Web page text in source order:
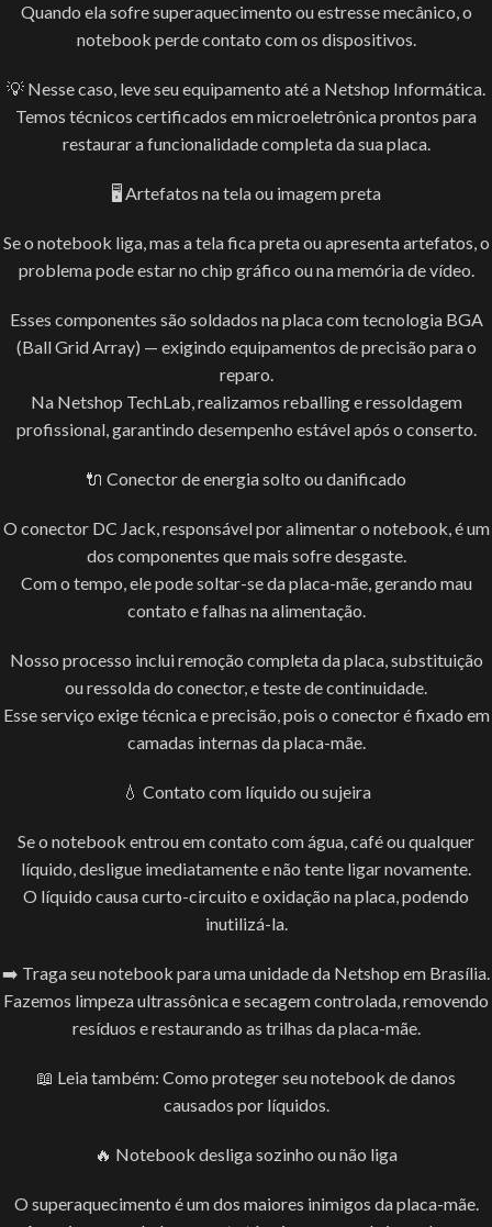
Quando ela sofre superaquecimento ou estresse mecânico, o
notebook perde contato com os dispositivos.
💡 Nesse caso, leve seu equipamento até a Netshop Informática.
Temos técnicos certificados em microeletrônica prontos para
restaurar a funcionalidade completa da sua placa.
🖥️ Artefatos na tela ou imagem preta
Se o notebook liga, mas a tela fica preta ou apresenta artefatos, o
problema pode estar no chip gráfico ou na memória de vídeo.
Esses componentes são soldados na placa com tecnologia BGA
(Ball Grid Array) — exigindo equipamentos de precisão para o
reparo.
Na Netshop TechLab, realizamos reballing e ressoldagem
profissional, garantindo desempenho estável após o conserto.
🔌 Conector de energia solto ou danificado
O conector DC Jack, responsável por alimentar o notebook, é um
dos componentes que mais sofre desgaste.
Com o tempo, ele pode soltar-se da placa-mãe, gerando mau
contato e falhas na alimentação.
Nosso processo inclui remoção completa da placa, substituição
ou ressolda do conector, e teste de continuidade.
Esse serviço exige técnica e precisão, pois o conector é fixado em
camadas internas da placa-mãe.
💧 Contato com líquido ou sujeira
Se o notebook entrou em contato com água, café ou qualquer
líquido, desligue imediatamente e não tente ligar novamente.
O líquido causa curto-circuito e oxidação na placa, podendo
inutilizá-la.
➡️ Traga seu notebook para uma unidade da Netshop em Brasília.
Fazemos limpeza ultrassônica e secagem controlada, removendo
resíduos e restaurando as trilhas da placa-mãe.
📖 Leia também: Como proteger seu notebook de danos
causados por líquidos.
🔥 Notebook desliga sozinho ou não liga
O superaquecimento é um dos maiores inimigos da placa-mãe.